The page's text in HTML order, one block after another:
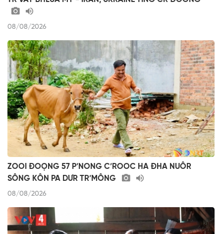
08/08/2026
ZOOI ĐOỌNG 57 P’NONG C’ROOC HA ĐHA NUÔR
SÔNG KÔN PA DƯR TR’MÔNG
08/08/2026